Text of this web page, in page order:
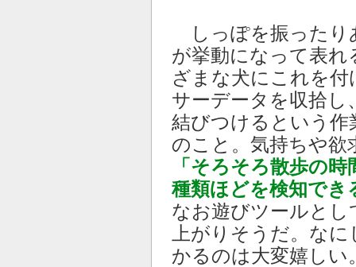
しっぽを振ったり
が挙動になって表
ざまな犬にこれを
サーデータを収拾し
結びつけるという作
のこと。気持ちや欲
「そろそろ散歩の
種類ほどを検知でき
なお遊びツールと
上がりそうだ。な
かるのは大変嬉しい